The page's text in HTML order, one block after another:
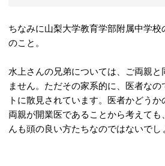
ちなみに山梨大学教育学部附属中学校
のこと。
水上さんの兄弟については、ご両親
ません。ただその家系的に、医者な
トに散見されています。医者かどう
両親が開業医であることから考えても
んも頭の良い方たちなのではないでし